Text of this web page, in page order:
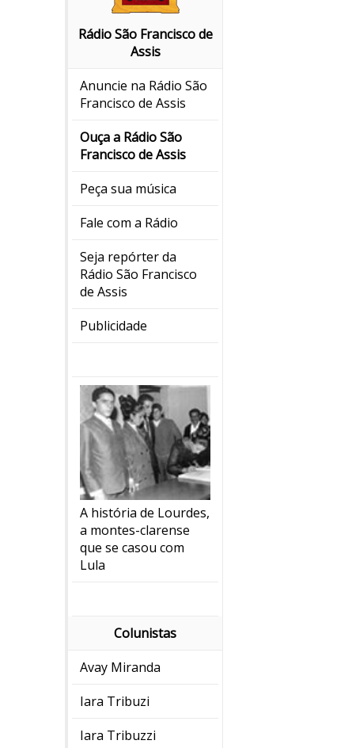
Rádio São Francisco de
Assis
Anuncie na Rádio São
Francisco de Assis
Ouça a Rádio São
Francisco de Assis
Peça sua música
Fale com a Rádio
Seja repórter da
Rádio São Francisco
de Assis
Publicidade
A história de Lourdes,
a montes-clarense
que se casou com
Lula
Colunistas
Avay Miranda
Iara Tribuzi
Iara Tribuzzi